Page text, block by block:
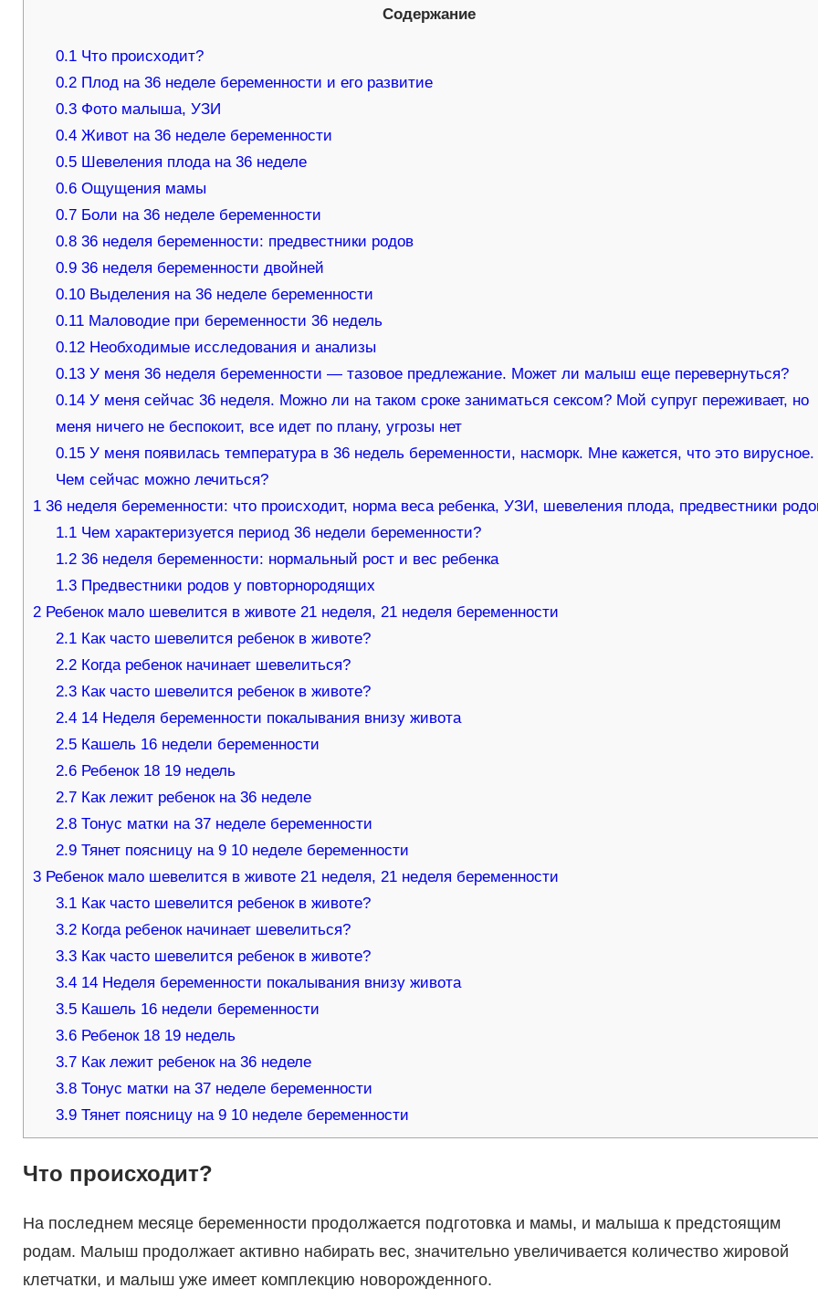
Содержание
0.1 Что происходит?
0.2 Плод на 36 неделе беременности и его развитие
0.3 Фото малыша, УЗИ
0.4 Живот на 36 неделе беременности
0.5 Шевеления плода на 36 неделе
0.6 Ощущения мамы
0.7 Боли на 36 неделе беременности
0.8 36 неделя беременности: предвестники родов
0.9 36 неделя беременности двойней
0.10 Выделения на 36 неделе беременности
0.11 Маловодие при беременности 36 недель
0.12 Необходимые исследования и анализы
0.13 У меня 36 неделя беременности — тазовое предлежание. Может ли малыш еще перевернуться?
0.14 У меня сейчас 36 неделя. Можно ли на таком сроке заниматься сексом? Мой супруг переживает, но
меня ничего не беспокоит, все идет по плану, угрозы нет
0.15 У меня появилась температура в 36 недель беременности, насморк. Мне кажется, что это вирусное.
Чем сейчас можно лечиться?
136 неделя беременности: что происходит, норма веса ребенка, УЗИ, шевеления плода, предвестники
1.1 Чем характеризуется период 36 недели беременности?
1.2 36 неделя беременности: нормальный рост и вес ребенка
1.3 Предвестники родов у повторнородящих
2Ребенок мало шевелится в животе 21 неделя, 21 неделя беременности
2.1 Как часто шевелится ребенок в животе?
2.2 Когда ребенок начинает шевелиться?
2.3 Как часто шевелится ребенок в животе?
2.4 14 Неделя беременности покалывания внизу живота
2.5 Кашель 16 недели беременности
2.6 Ребенок 18 19 недель
2.7 Как лежит ребенок на 36 неделе
2.8 Тонус матки на 37 неделе беременности
2.9 Тянет поясницу на 9 10 неделе беременности
3Ребенок мало шевелится в животе 21 неделя, 21 неделя беременности
3.1 Как часто шевелится ребенок в животе?
3.2 Когда ребенок начинает шевелиться?
3.3 Как часто шевелится ребенок в животе?
3.4 14 Неделя беременности покалывания внизу живота
3.5 Кашель 16 недели беременности
3.6 Ребенок 18 19 недель
3.7 Как лежит ребенок на 36 неделе
3.8 Тонус матки на 37 неделе беременности
3.9 Тянет поясницу на 9 10 неделе беременности
Что происходит?
На последнем месяце беременности продолжается подготовка и мамы, и малыша к предстоящим
родам. Малыш продолжает активно набирать вес, значительно увеличивается количество жировой
клетчатки, и малыш уже имеет комплекцию новорожденного.